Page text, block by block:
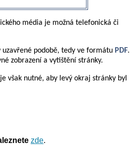
média je možná telefonická či
podobě, tedy ve formátu PDF.
zobrazení a vytištění stránky.
však nutné, aby levý okraj stránky byl
zde.